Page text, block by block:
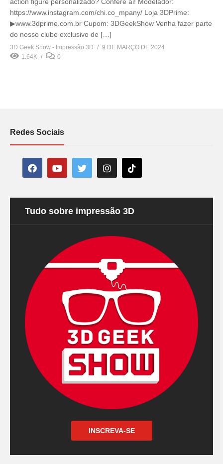
action figure personalizado? Confere ai! Modelador:
https://www.instagram.com/chi.co_mpany/ Loja 3DPrime:
▶www.3dprime.com.br Cupom: 3DGeekShow Venha fazer parte
do nosso clube exclusivo de […]
3D Geek Show - Impressão 3D
9 DE MARÇO DE 2024
1.64K
0
Redes Sociais
Tudo sobre impressão 3D
INSCREVA-SE